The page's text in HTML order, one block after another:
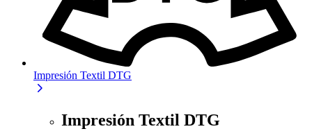
Impresión Textil DTG
Impresión Textil DTG